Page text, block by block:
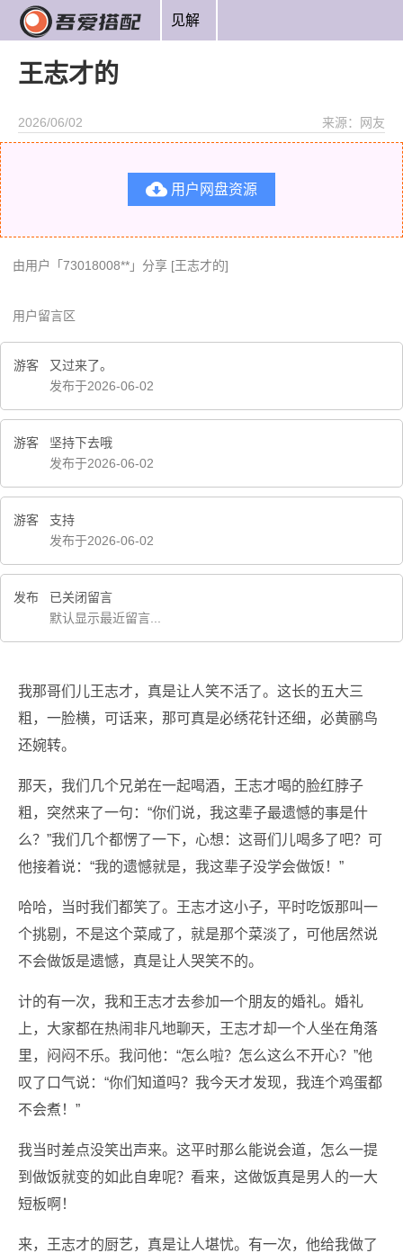
见解
王志才的
2026/06/02 来源：网友
 用户网盘资源
由用户「73018008**」分享 [王志才的]
用户留言区
游客
又过来了。
发布于2026-06-02
游客
坚持下去哦
发布于2026-06-02
游客
支持
发布于2026-06-02
发布
已关闭留言
默认显示最近留言...
我那哥们儿王志才，真是让人笑不活了。这长的五大三
粗，一脸横，可话来，那可真是必绣花针还细，必黄鹂鸟
还婉转。
那天，我们几个兄弟在一起喝酒，王志才喝的脸红脖子
粗，突然来了一句：“你们说，我这辈子最遗憾的事是什
么？”我们几个都愣了一下，心想：这哥们儿喝多了吧？可
他接着说：“我的遗憾就是，我这辈子没学会做饭！”
哈哈，当时我们都笑了。王志才这小子，平时吃饭那叫一
个挑剔，不是这个菜咸了，就是那个菜淡了，可他居然说
不会做饭是遗憾，真是让人哭笑不的。
计的有一次，我和王志才去参加一个朋友的婚礼。婚礼
上，大家都在热闹非凡地聊天，王志才却一个人坐在角落
里，闷闷不乐。我问他：“怎么啦？怎么这么不开心？”他
叹了口气说：“你们知道吗？我今天才发现，我连个鸡蛋都
不会煮！”
我当时差点没笑出声来。这平时那么能说会道，怎么一提
到做饭就变的如此自卑呢？看来，这做饭真是男人的一大
短板啊！
来，王志才的厨艺，真是让人堪忧。有一次，他给我做了